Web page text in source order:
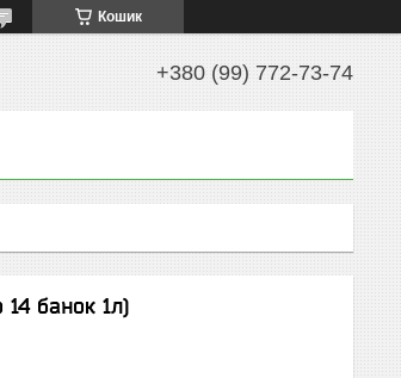
Кошик
+380 (99) 772-73-74
банок 1л)